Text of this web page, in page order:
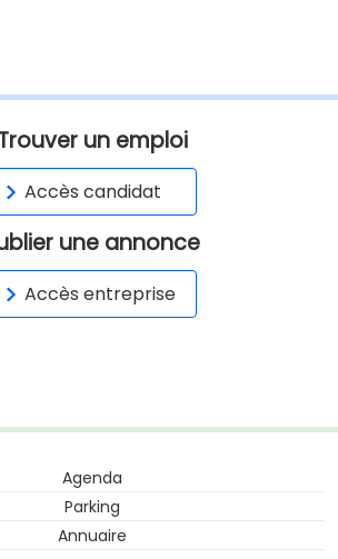
un emploi
Accès candidat
une annonce
Accès entreprise
Agenda
Parking
Annuaire